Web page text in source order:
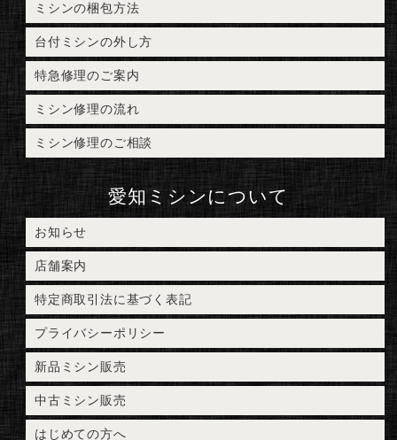
ミシンの梱包方法
台付ミシンの外し方
特急修理のご案内
ミシン修理の流れ
ミシン修理のご相談
愛知ミシンについて
お知らせ
店舗案内
特定商取引法に基づく表記
プライバシーポリシー
新品ミシン販売
中古ミシン販売
はじめての方へ